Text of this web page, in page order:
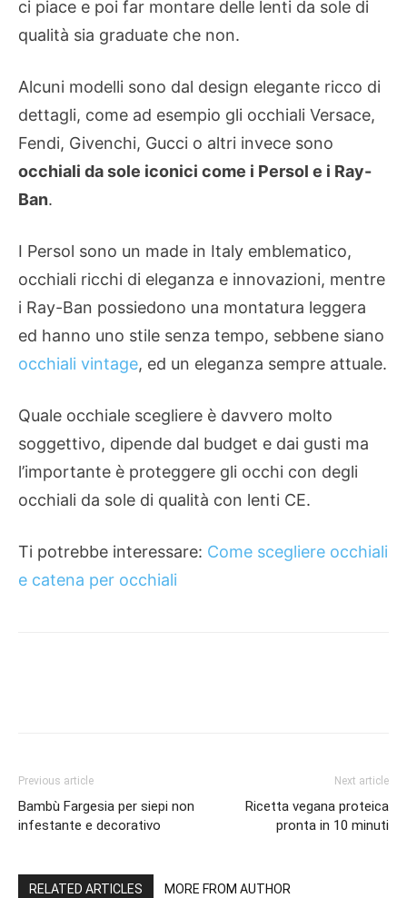
ci piace e poi far montare delle lenti da sole di
qualità sia graduate che non.
Alcuni modelli sono dal design elegante ricco di
dettagli, come ad esempio gli occhiali Versace,
Fendi, Givenchi, Gucci o altri invece sono
occhiali da sole iconici come i Persol e i Ray-
Ban.
I Persol sono un made in Italy emblematico,
occhiali ricchi di eleganza e innovazioni, mentre
i Ray-Ban possiedono una montatura leggera
ed hanno uno stile senza tempo, sebbene siano
occhiali vintage, ed un eleganza sempre attuale.
Quale occhiale scegliere è davvero molto
soggettivo, dipende dal budget e dai gusti ma
l’importante è proteggere gli occhi con degli
occhiali da sole di qualità con lenti CE.
Ti potrebbe interessare: Come scegliere occhiali
e catena per occhiali
Previous article
Bambù Fargesia per siepi non
infestante e decorativo
Next article
Ricetta vegana proteica
pronta in 10 minuti
RELATED ARTICLES MORE FROM AUTHOR